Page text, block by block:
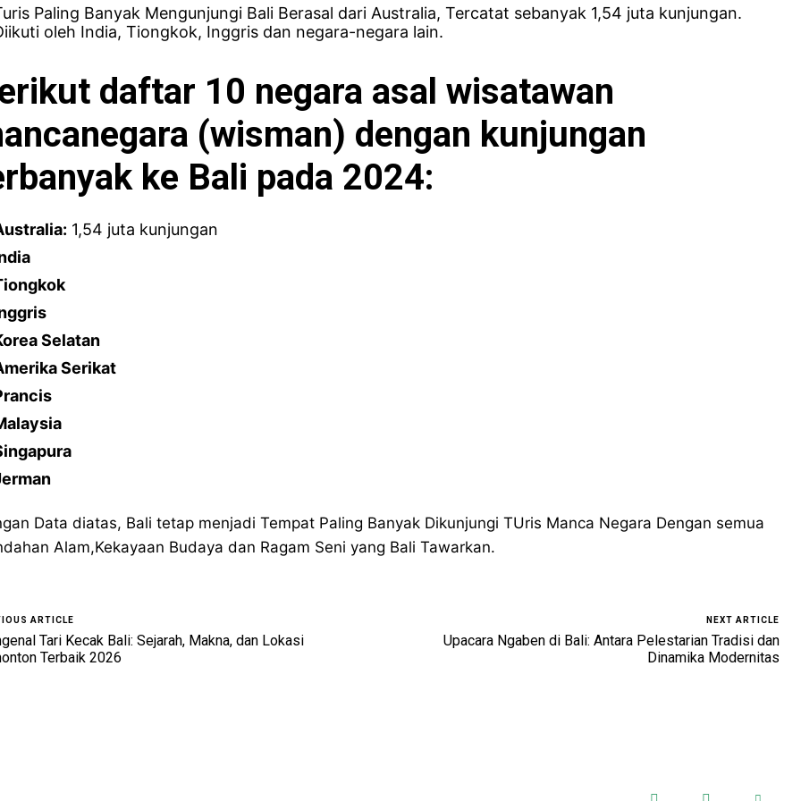
Paling Banyak Mengunjungi Bali Berasal dari Australia, Tercatat sebanyak 1,54 juta kunjungan.
oleh India, Tiongkok, Inggris dan negara-negara lain.
daftar 10 negara asal wisatawan
(wisman) dengan kunjungan
ke Bali pada 2024:
1,54 juta kunjungan
Selatan
Serikat
Data diatas, Bali tetap menjadi Tempat Paling Banyak Dikunjungi TUris Manca Negara Dengan semua
Alam,Kekayaan Budaya dan Ragam Seni yang Bali Tawarkan.
ARTICLE
Tari Kecak Bali: Sejarah, Makna, dan Lokasi
Terbaik 2026
NEXT ARTICLE
Upacara Ngaben di Bali: Antara Pelestarian Tradisi dan
Dinamika Modernitas